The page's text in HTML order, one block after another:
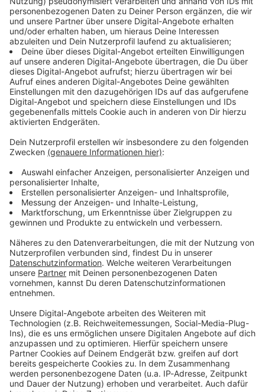
Immer auf dem Laufenden
bleiben!
Verpass' nichts mehr - mit unserem kostenlosen
ANTENNE BAYERN Newsletter. Ob Nachrichten,
Lifestyle oder unsere neuesten Aktionen - wir
informieren dich.
Zum Newsletter anmelden
Du möchtest uns etwas sagen?
Studio Hotline
Kontaktformular
Sprachnachricht